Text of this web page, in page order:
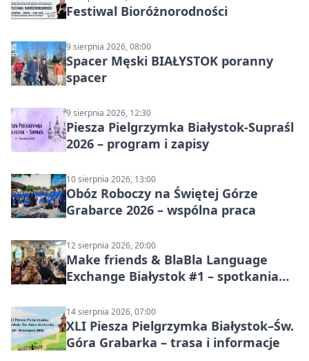
Festiwal Bioróżnorodności
9 sierpnia 2026, 08:00
Spacer Męski BIAŁYSTOK poranny
spacer
9 sierpnia 2026, 12:30
Piesza Pielgrzymka Białystok-Supraśl
2026 – program i zapisy
10 sierpnia 2026, 13:00
Obóz Roboczy na Świętej Górze
Grabarce 2026 – wspólna praca
12 sierpnia 2026, 20:00
Make friends & BlaBla Language
Exchange Białystok #1 – spotkania
14 sierpnia 2026, 07:00
XLI Piesza Pielgrzymka Białystok–Św.
Góra Grabarka – trasa i informacje